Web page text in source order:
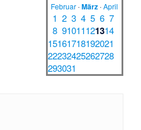
Februar ·März ·April
1 2 3 4 5 6 7
8 91011121314
15161718192021
22232425262728
293031